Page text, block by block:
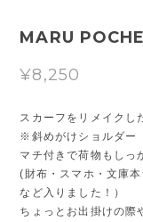
MARU
¥8,250
スカーフをリメイクし
※斜めがけショルダー
マチ付きで荷物もしっ
(財布・スマホ・文庫
など入りました！）
ちょっとお出掛けの際